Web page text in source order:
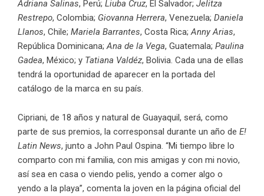
Adriana Salinas, Perú; Liuba Cruz, El Salvador; Jelitza
Restrepo, Colombia; Giovanna Herrera, Venezuela; Daniela
Llanos, Chile; Mariela Barrantes, Costa Rica; Anny Arias,
República Dominicana; Ana de la Vega, Guatemala; Paulina
Gadea, México; y Tatiana Valdéz, Bolivia. Cada una de ellas
tendrá la oportunidad de aparecer en la portada del
catálogo de la marca en su país.
Cipriani, de 18 años y natural de Guayaquil, será, como
parte de sus premios, la corresponsal durante un año de E!
Latin News, junto a John Paul Ospina . “Mi tiempo libre lo
comparto con mi familia, con mis amigas y con mi novio,
así sea en casa o viendo pelis, yendo a comer algo o
yendo a la playa”, comenta la joven en la página oficial del